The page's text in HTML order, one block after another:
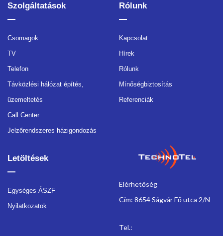
Szolgáltatások
Csomagok
TV
Telefon
Távközlési hálózat építés,
üzemeltetés
Call Center
Jelzőrendszeres házigondozás
Rólunk
Kapcsolat
Hírek
Rólunk
Mínőségbiztosítás
Referenciák
Letöltések
Egységes ÁSZF
Nyilatkozatok
Elérhetőség
Cím: 8654 Ságvár Fő utca 2/N
Tel.: